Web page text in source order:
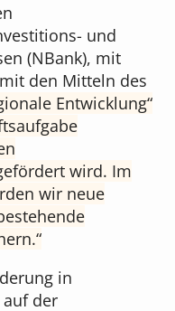
und
(NBank), mit
den Mitteln des
Entwicklung“
wird. Im
wir neue
in
auf der